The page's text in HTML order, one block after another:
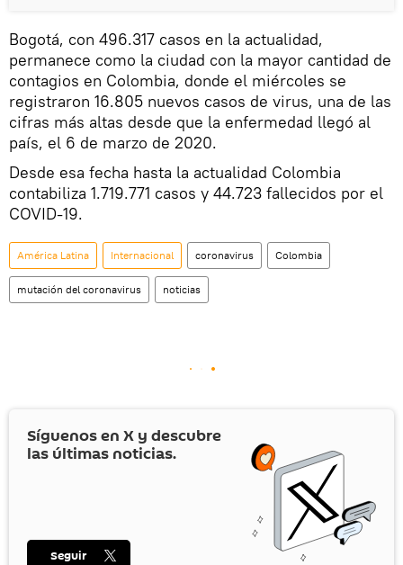
Bogotá, con 496.317 casos en la actualidad,
permanece como la ciudad con la mayor cantidad de
contagios en Colombia, donde el miércoles se
registraron 16.805 nuevos casos de virus, una de las
cifras más altas desde que la enfermedad llegó al
país, el 6 de marzo de 2020.
Desde esa fecha hasta la actualidad Colombia
contabiliza 1.719.771 casos y 44.723 fallecidos por el
COVID-19.
América Latina Internacional coronavirus Colombia
mutación del coronavirus noticias
Síguenos en X y descubre
las últimas noticias.
Seguir